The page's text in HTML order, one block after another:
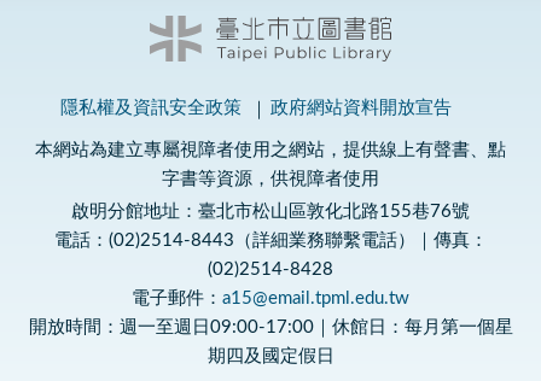
隱私權及資訊安全政策 政府網站資料開放宣告
本網站為建立專屬視障者使用之網站，提供線上有聲書、點
字書等資源，供視障者使用
啟明分館地址：臺北市松山區敦化北路155巷76號
電話：(02)2514-8443（詳細業務聯繫電話）｜傳真：
(02)2514-8428
電子郵件： a15@email.tpml.edu.tw
開放時間：週一至週日09:00-17:00｜休館日：每月第一個星
期四及國定假日